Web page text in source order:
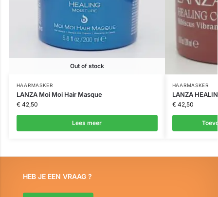
Out of stock
HAARMASKER
LANZA Moi Moi Hair Masque
€42,50
Lees meer
HAARMASKER
LANZA
€42,50
HEB JE EEN VRAAG ?